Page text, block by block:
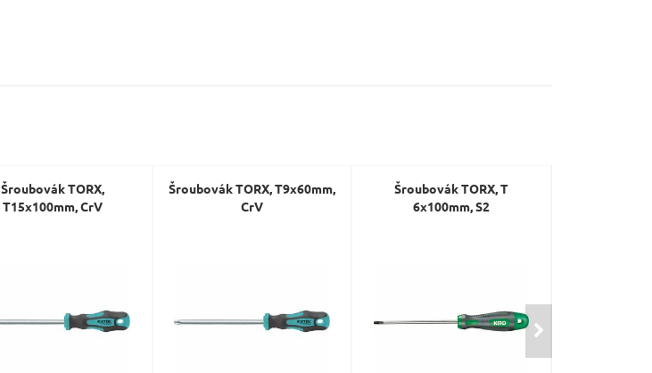
Šroubovák TORX,
T15x100mm, CrV
Šroubovák TORX, T9x60mm,
CrV
Šroubovák TORX, T
6x100mm, S2